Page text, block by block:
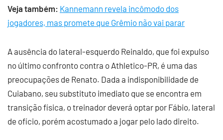
Veja também: Kannemann revela incômodo dos
jogadores, mas promete que Grêmio não vai parar
A ausência do lateral-esquerdo Reinaldo, que foi expulso
no último confronto contra o Athletico-PR, é uma das
preocupações de Renato. Dada a indisponibilidade de
Cuiabano, seu substituto imediato que se encontra em
transição física, o treinador deverá optar por Fábio, lateral
de ofício, porém acostumado a jogar pelo lado direito.